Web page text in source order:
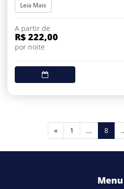
Leia Mais
A partir de
R$ 222,00
por noite
« 1 ... 8
Menu